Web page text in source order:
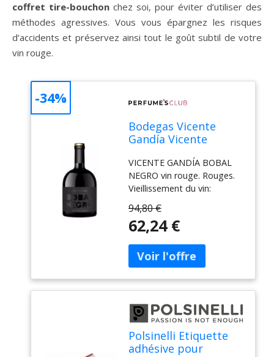
coffret tire-bouchon chez soi, pour éviter d’utiliser des
méthodes agressives. Vous vous épargnez les risques
d’accidents et préservez ainsi tout le goût subtil de votre
vin rouge.
Bodegas Vicente
Gandía Vicente
vin rouge 6 bouteilles
VICENTE GANDÍA BOBAL
NEGRO vin rouge. Rouges.
Vieillissement du vin:
type de raisin: Bobal
94,80 €
62,24 €
-34%
Polsinelli Etiquette
adhésive pour